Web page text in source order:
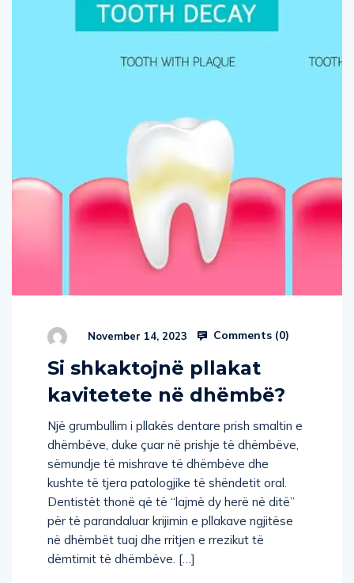
November 14, 2023 Comments (0)
Si shkaktojnë pllakat
kavitetete në dhëmbë?
Një grumbullim i pllakës dentare prish smaltin e
dhëmbëve, duke çuar në prishje të dhëmbëve,
sëmundje të mishrave të dhëmbëve dhe
kushte të tjera patologjike të shëndetit oral.
Dentistët thonë që të “lajmë dy herë në ditë”
për të parandaluar krijimin e pllakave ngjitëse
në dhëmbët tuaj dhe rritjen e rrezikut të
dëmtimit të dhëmbëve. […]